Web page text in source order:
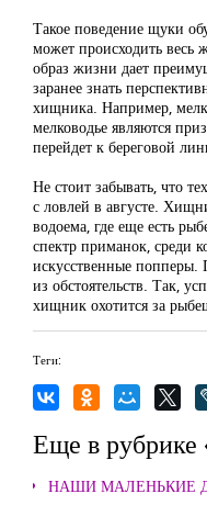
Такое поведение щуки
может происходить весь
образ жизни дает
заранее знать
хищника. Например,
мелководье являются
перейдет к береговой
Не стоит забывать, что
с ловлей в августе.
водоема, где еще есть
спектр приманок, среди
искусственные попперы.
из обстоятельств. Так,
хищник охотится за
Теги:
Еще в рубрике
НАШИ МАЛЕНЬКИЕ